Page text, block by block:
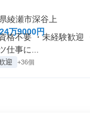
綾瀬市深谷上
万9000円
格不要 ・未経験歓迎
仕事に...
迎 +36個